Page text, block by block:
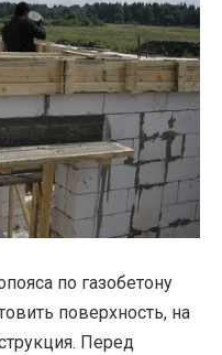
по газобетону
поверхность, на
Перед